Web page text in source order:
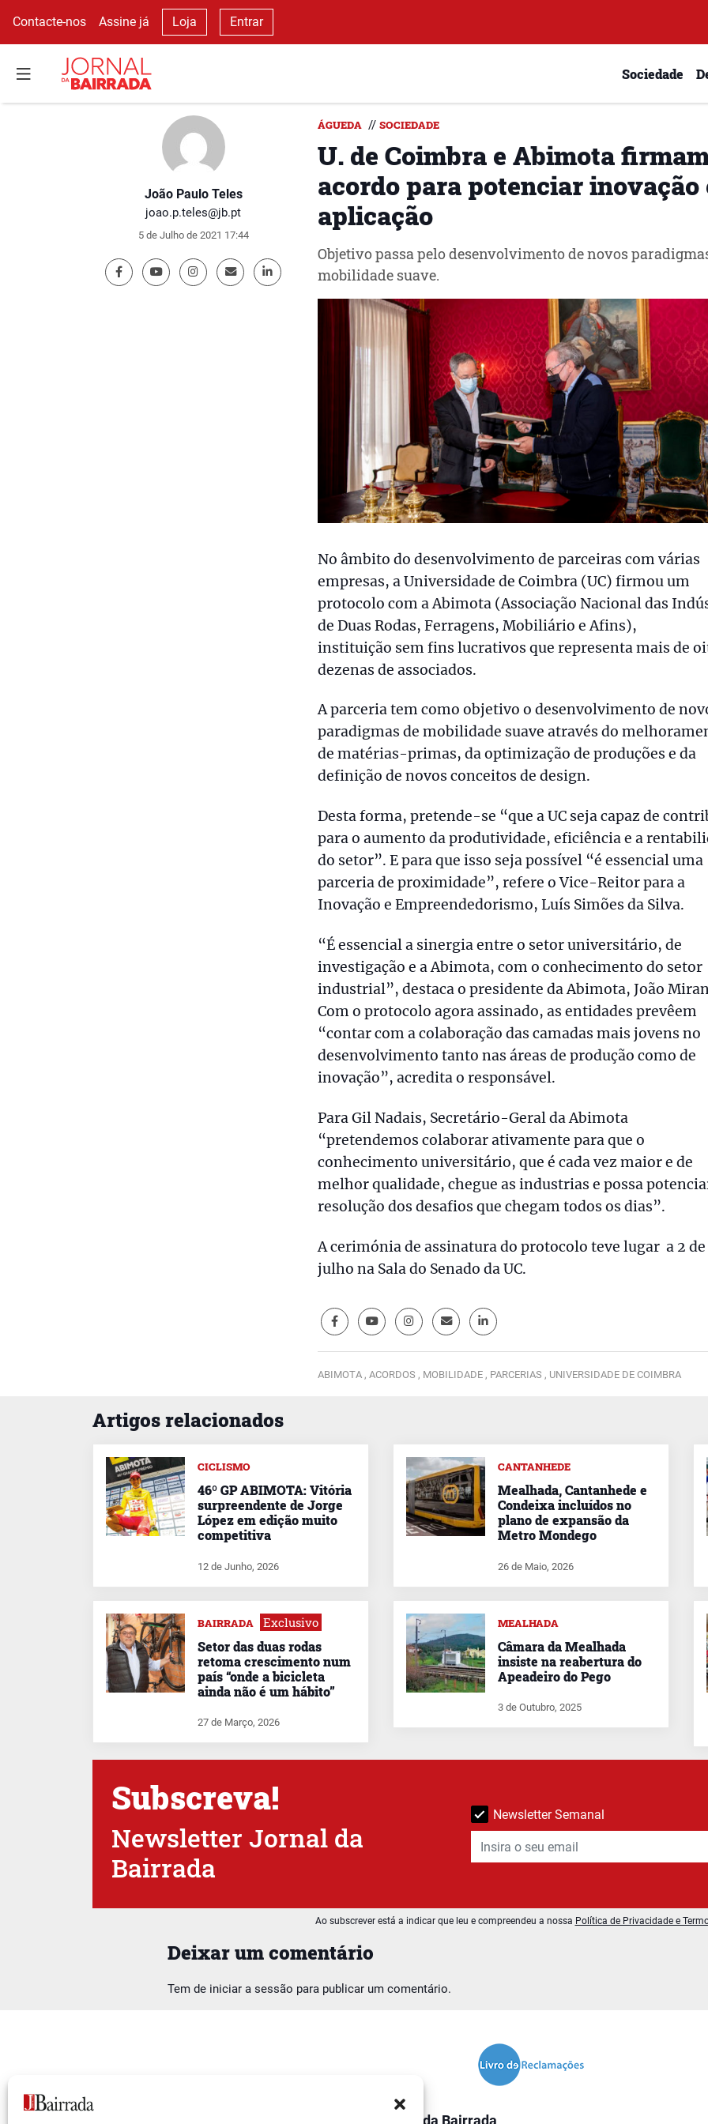
Contacte-nos Assine já Loja Entrar
Sociedade
João Paulo Teles
joao.p.teles@jb.pt
5 de Julho de 2021 17:44
ÁGUEDA // SOCIEDADE
U. de Coimbra e Abimota
acordo para potenciar inovação
aplicação
Objetivo passa pelo desenvolvimento de novos
mobilidade suave.
No âmbito do desenvolvimento de parceiras com várias
empresas, a Universidade de Coimbra (UC) firmou um
protocolo com a Abimota (Associação Nacional das
de Duas Rodas, Ferragens, Mobiliário e Afins),
instituição sem fins lucrativos que representa mais de
dezenas de associados.
A parceria tem como objetivo o desenvolvimento de
paradigmas de mobilidade suave através do
de matérias-primas, da optimização de produções e da
definição de novos conceitos de design.
Desta forma, pretende-se “que a UC seja capaz de
para o aumento da produtividade, eficiência e a
do setor”. E para que isso seja possível “é essencial uma
parceria de proximidade”, refere o Vice-Reitor para a
Inovação e Empreendedorismo, Luís Simões da Silva.
“É essencial a sinergia entre o setor universitário, de
investigação e a Abimota, com o conhecimento do setor
industrial”, destaca o presidente da Abimota, João
Com o protocolo agora assinado, as entidades prevêem
“contar com a colaboração das camadas mais jovens no
desenvolvimento tanto nas áreas de produção como de
inovação”, acredita o responsável.
Para Gil Nadais, Secretário-Geral da Abimota
“pretendemos colaborar ativamente para que o
conhecimento universitário, que é cada vez maior e de
melhor qualidade, chegue as industrias e possa
resolução dos desafios que chegam todos os dias”.
A cerimónia de assinatura do protocolo teve lugar a 2 de
julho na Sala do Senado da UC.
ABIMOTA , ACORDOS , MOBILIDADE , PARCERIAS , UNIVERSIDADE DE COIMBRA
Artigos relacionados
Deixar um comentário
Tem de iniciar a sessão para publicar um comentário.
CICLISMO
46º GP ABIMOTA: Vitória
surpreendente de Jorge
López em edição muito
competitiva
12 de Junho, 2026
CANTANHEDE
Mealhada, Cantanhede e
Condeixa incluídos no
plano de expansão da
Metro Mondego
26 de Maio, 2026
BAIRRADA Exclusivo
Setor das duas rodas
retoma crescimento num
país “onde a bicicleta
ainda não é um hábito”
27 de Março, 2026
MEALHADA
Câmara da Mealhada
insiste na reabertura do
Apeadeiro do Pego
3 de Outubro, 2025
Subscreva!
Newsletter Jornal da
Bairrada
Newsletter Semanal
Ao subscrever está a indicar que leu e compreendeu a nossa Política de Privacidade e